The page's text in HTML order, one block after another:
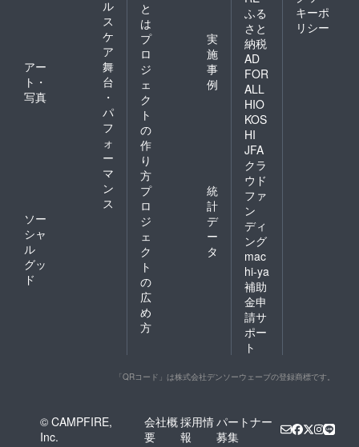
ル
ス
ケ
ア
アー
ト・
写真
舞
台
・
パ
フ
ォ
ー
マ
ン
ス
ソー
シャ
ル
グッ
ド
と
は
プ
ロ
ジ
ェ
ク
ト
の
作
り
方
実
施
事
例
プ
ロ
ジ
ェ
ク
ト
の
広
め
方
統
計
デ
ー
タ
ふる
さと
納税
AD
FOR
ALL
HIO
KOS
HI
JFA
クラ
ウド
ファ
ン
ディ
ング
mac
hi-ya
補助
金申
請サ
ポー
ト
キーポ
リシー
「QRコード」は株式会社デンソーウェーブの登録商標です。
© CAMPFIRE,
Inc.
会社概
要
採用情
報
パートナー
募集